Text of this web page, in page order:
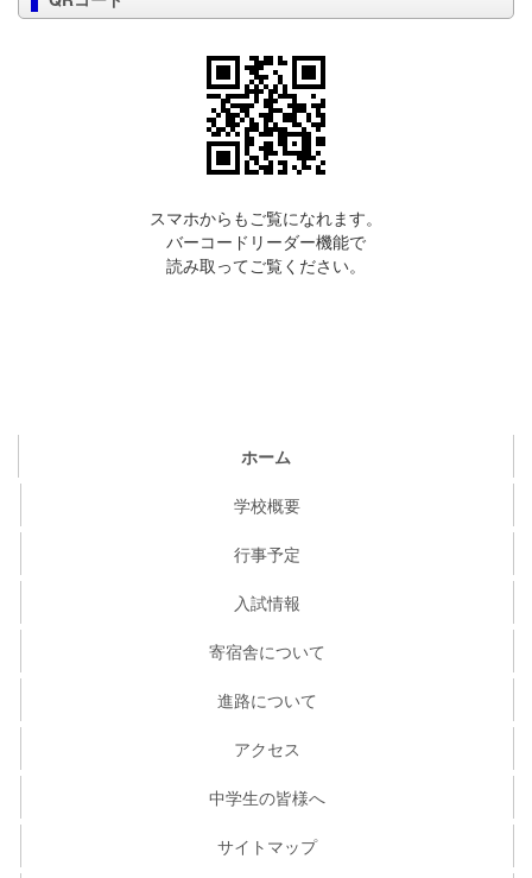
スマホからもご覧になれます。
バーコードリーダー機能で
読み取ってご覧ください。
ホーム
学校概要
行事予定
入試情報
寄宿舎について
進路について
アクセス
中学生の皆様へ
サイトマップ